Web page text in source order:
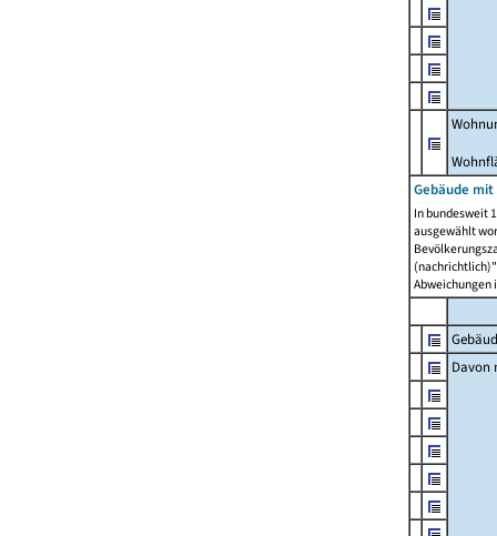
Gebäude
In bundesweit
ausgewählt
Abweichungen
Davon